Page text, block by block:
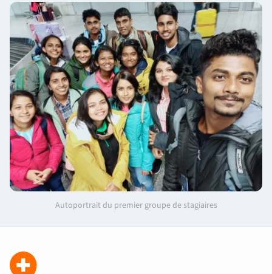
Autoportrait du premier groupe de stagiaires